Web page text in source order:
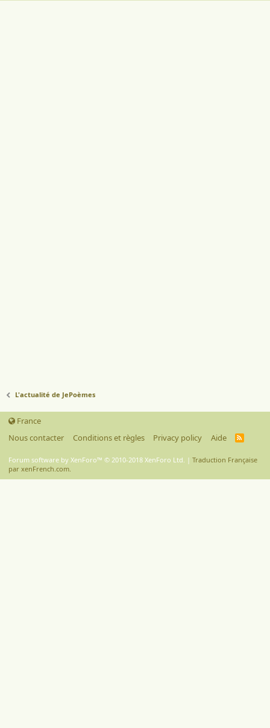
L'actualité de JePoèmes
France
Nous contacter
Conditions et règles Privacy policy Aide
R
S
Forum software by XenForo™ © 2010-2018 XenForo Ltd. | Traduction Française
par xenFrench.com.